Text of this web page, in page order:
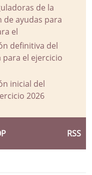
de la
de ayudas para
el
definitiva del
el ejercicio
inicial del
2026
RSS